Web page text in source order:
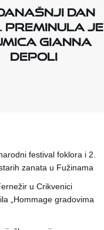
dan
preminula je
Gianna
Depoli
festival foklora i 2.
zanata u Fužinama
u Crikvenici
„Hommage gradovima